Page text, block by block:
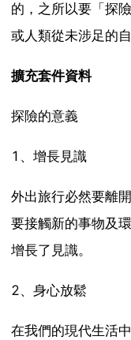
的，之所以要「探
或人類從未涉足的
擴充套件資料
探險的意義
1、增長見識
外出旅行必然要離
要接觸新的事物及
增長了見識。
2、身心放鬆
在我們的現代生活